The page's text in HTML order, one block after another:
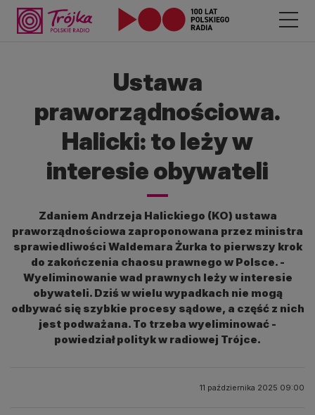
Ustawa
praworządnościowa.
Halicki: to leży w
interesie obywateli
Zdaniem Andrzeja Halickiego (KO) ustawa
praworządnościowa zaproponowana przez ministra
sprawiedliwości Waldemara Żurka to pierwszy krok
do zakończenia chaosu prawnego w Polsce. -
Wyeliminowanie wad prawnych leży w interesie
obywateli. Dziś w wielu wypadkach nie mogą
odbywać się szybkie procesy sądowe, a część z nich
jest podważana. To trzeba wyeliminować -
powiedział polityk w radiowej Trójce.
11 października 2025 09:00